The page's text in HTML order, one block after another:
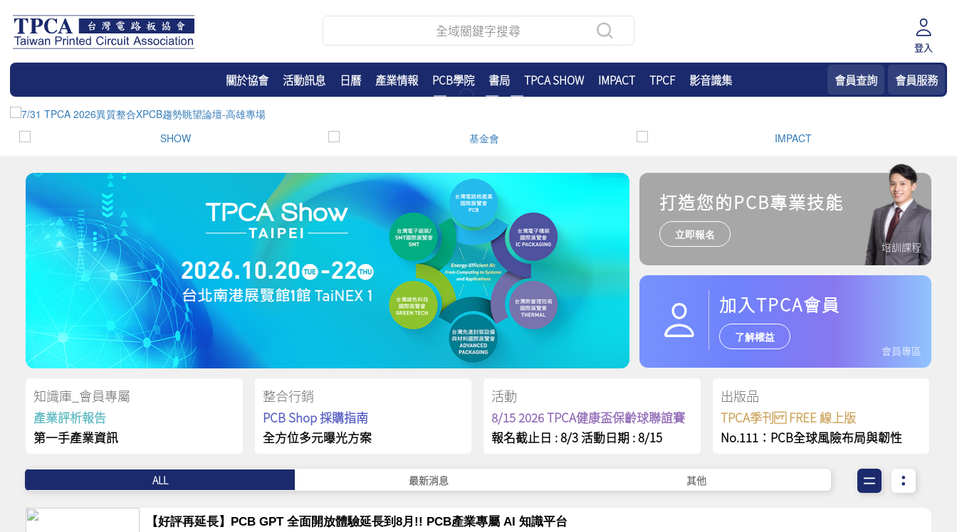
登入
關於協會 活動訊息 日曆 產業情報 PCB學院 書局 TPCA SHOW IMPACT TPCF 影音識集 會員查詢 會員服務
培訓課程
打造您的PCB專業技能
立即報名
加入TPCA會員
了解權益
會員專區
知識庫_會員專屬
產業評析報告
第一手產業資訊
整合行銷
PCB Shop 採購指南
全方位多元曝光方案
活動
8/15 2026 TPCA健康盃保齡球聯誼賽
報名截止日 : 8/3 活動日期 : 8/15
出版品
TPCA季刊 FREE 線上版
No.111：PCB全球風險布局與韌性
ALL 最新消息 其他
【好評再延長】PCB GPT 全面開放體驗延長到8月!! PCB產業專屬 AI 知識平台